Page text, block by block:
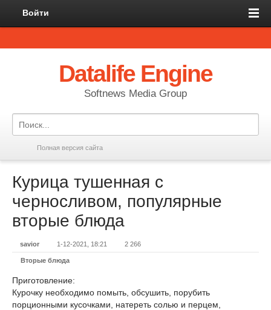
Войти
Datalife Engine
Softnews Media Group
Полная версия сайта
Курица тушенная с
черносливом, популярные
вторые блюда
savior 1-12-2021, 18:21 2 266
Вторые блюда
Приготовление:
Курочку необходимо помыть, обсушить, порубить
порционными кусочками, натереть солью и перцем,